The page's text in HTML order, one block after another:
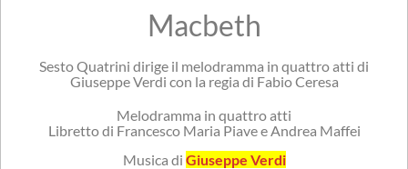
Macbeth
Sesto Quatrini dirige il melodramma in quattro atti di
Giuseppe Verdi con la regia di Fabio Ceresa
Melodramma in quattro atti
Libretto di Francesco Maria Piave e Andrea Maffei
Musica di Giuseppe Verdi